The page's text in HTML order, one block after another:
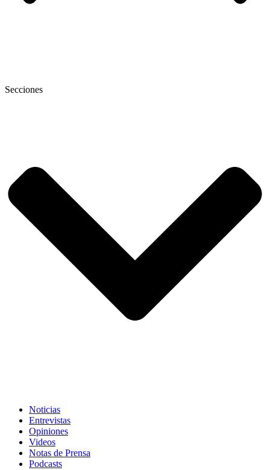
Secciones
Noticias
Entrevistas
Opiniones
Videos
Notas de Prensa
Podcasts